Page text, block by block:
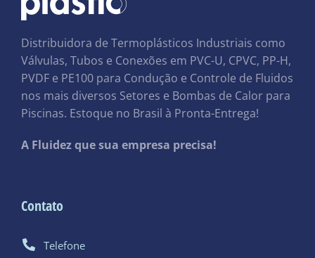
Distribuidora de Termoplásticos Industriais como
Válvulas, Tubos e Conexões em PVC-U, CPVC, PP-H,
PVDF e PE100 para Condução e Controle de Fluidos
nos mais diversos Setores e Bombas de Calor para
Piscinas. Estoque no Brasil à Pronta-Entrega!
A Fluidez que sua empresa precisa!
Contato
Telefone